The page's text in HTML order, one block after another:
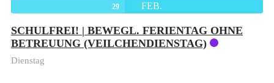
29 FEB.
SCHULFREI! | BEWEGL. FERIENTAG OHNE
BETREUUNG (VEILCHENDIENSTAG)
Dienstag